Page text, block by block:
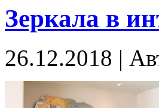
Зеркала в
26.12.2018 |